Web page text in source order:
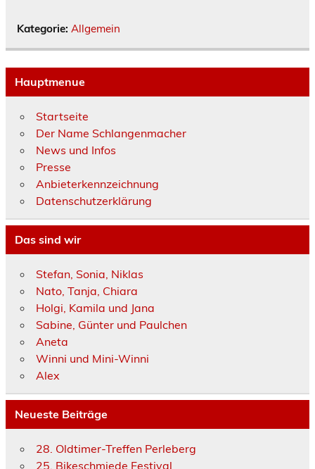
Kategorie: Allgemein
Hauptmenue
Startseite
Der Name Schlangenmacher
News und Infos
Presse
Anbieterkennzeichnung
Datenschutzerklärung
Das sind wir
Stefan, Sonia, Niklas
Nato, Tanja, Chiara
Holgi, Kamila und Jana
Sabine, Günter und Paulchen
Aneta
Winni und Mini-Winni
Alex
Neueste Beiträge
28. Oldtimer-Treffen Perleberg
25. Bikeschmiede Festival